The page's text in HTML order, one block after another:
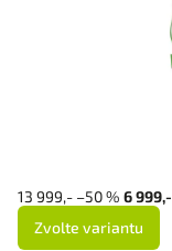
13 999,- –50 % 6 999,-
Zvolte variantu